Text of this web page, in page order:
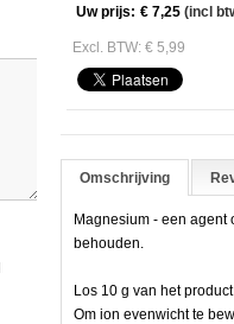
Uw prijs: € 7,25 (incl
Excl. BTW: € 5,99
Omschrijving
Magnesium - een
behouden.
Los 10 g van het
Om ion evenwicht te